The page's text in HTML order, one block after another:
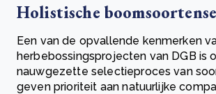
Holistische
Een van de opvallende kenmerken
herbebossingsprojecten van DGB is
nauwgezette selectieproces van
geven prioriteit aan natuurlijke